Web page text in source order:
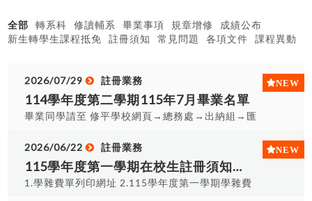
全部 轉系科 修讀輔系 畢業事項 規章增修
成績公布
新生轉學生課程抵免
註冊須知 常見問題 各項文件 課程異動
2026/07/29 註冊業務
114學年度第二學期115年7月畢業名單
畢業同學請至 修平學校網頁→總務處→出納組→匯
領取支票 網址︰
https://alltop.hust.edu.tw/alltop_bus/ 1.完成離
校手續者說明:未有借書,借器材,畢業生流向已上網
2026/06/22 註冊業務
115學年度第一學期在校生註冊須知並自115年7月15日起開放自行列印繳費單
1.學雜費單列印網址 2.115學年度第一學期學雜費